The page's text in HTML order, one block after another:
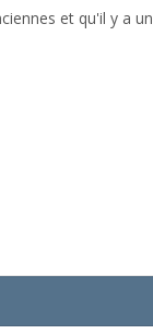
et qu'il y a